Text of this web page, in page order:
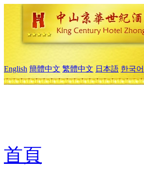
English 簡體中文 繁體中文 日本語 한국어
首頁